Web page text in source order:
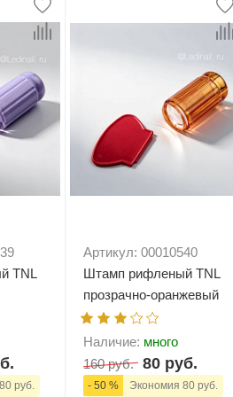
Оптом
Дегидраторы
Гель
TNL
руб.
Артикул: 00010540
Штамп рифленый TNL
прозрачно-оранжевый
Наличие: много
160 руб.
80 руб.
- 50 % Экономия 80 руб.